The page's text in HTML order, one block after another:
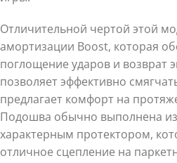
Отличительной чертой этой
амортизации Boost, которая
поглощение ударов и возврат
позволяет эффективно
предлагает комфорт на
Подошва обычно выполнена
характерным протектором,
отличное сцепление на